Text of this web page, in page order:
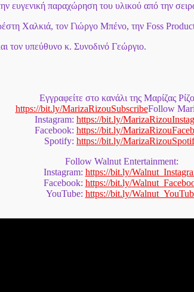
ευγενική παραχώρηση του υλικού από την
Χαλκιά, τον Γιώργο Μπένο, την Foss
υπεύθυνο κ. Συνοδινό Γεώργιο.
Εγγραφείτε στο κανάλι της Μαρίζας
https://bit.ly/MarizaRizouSubscribeFollow
Instagram: https://bit.ly/
Facebook: https://bit.ly/
Spotify: https://bit.ly/
Follow Walnut Entertainment:
Instagram: https://bit.ly/
Facebook: https://bit.ly/
YouTube: https://bit.ly/